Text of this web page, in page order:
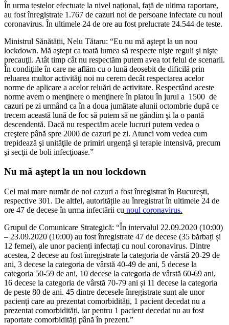
În urma testelor efectuate la nivel național, față de ultima raportare,
au fost înregistrate 1.767 de cazuri noi de persoane infectate cu noul
coronavirus. În ultimele 24 de ore au fost prelucrate 24.544 de teste.
Ministrul Sănătății, Nelu Tătaru: “Eu nu mă aştept la un nou
lockdown. Mă aştept ca toată lumea să respecte nişte reguli şi nişte
precauţii. Atât timp cât nu respectăm putem avea tot felul de scenarii.
În condiţiile în care ne aflăm cu o lună deosebit de dificilă prin
reluarea multor activităţi noi nu cerem decât respectarea acelor
norme de aplicare a acelor reluări de activitate. Respectând aceste
norme avem o menţinere o menţinere în platou în jurul a 1500 de
cazuri pe zi urmând ca în a doua jumătate alunii octombrie după ce
trecem această lună de foc să putem să ne gândim şi la o pantă
descendentă. Dacă nu respectăm acele lucruri putem vedea o
creştere până spre 2000 de cazuri pe zi. Atunci vom vedea cum
trepidează şi unităţile de primiri urgenţă şi terapie intensivă, precum
şi secţii de boli infecţioase.”
Nu mă aştept la un nou lockdown
Cel mai mare număr de noi cazuri a fost înregistrat în București,
respective 301. De altfel, autoritățile au înregistrat în ultimele 24 de
ore 47 de decese în urma infectării cu noul coronavirus.
Grupul de Comunicare Strategică: “În intervalul 22.09.2020 (10:00)
– 23.09.2020 (10:00) au fost înregistrate 47 de decese (35 bărbați și
12 femei), ale unor pacienți infectați cu noul coronavirus. Dintre
acestea, 2 decese au fost înregistrate la categoria de vârstă 20-29 de
ani, 3 decese la categoria de vârstă 40-49 de ani, 5 decese la
categoria 50-59 de ani, 10 decese la categoria de vârstă 60-69 ani,
16 decese la categoria de vârstă 70-79 ani și 11 decese la categoria
de peste 80 de ani. 45 dintre decesele înregistrate sunt ale unor
pacienți care au prezentat comorbidități, 1 pacient decedat nu a
prezentat comorbidități, iar pentru 1 pacient decedat nu au fost
raportate comorbidități până în prezent.”